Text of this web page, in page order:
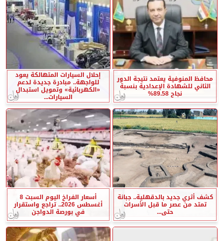
محافظ المنوفية يعتمد نتيجة الدور
الثاني للشهادة الإعدادية بنسبة
نجاح 89.58%
إحلال السيارات المتهالكة يعود
للواجهة.. مبادرة جديدة لدعم
«الكهربائية» وتمويل استبدال
السيارات...
كشف أثري جديد بالدقهلية.. جبانة
تمتد من عصر ما قبل الأسرات
حتى...
أسعار الفراخ اليوم السبت 8
أغسطس 2026.. تراجع واستقرار
في بورصة الدواجن